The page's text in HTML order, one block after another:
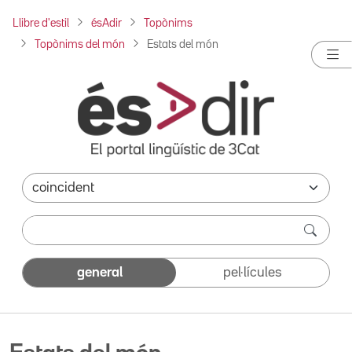
Llibre d'estil ésAdir Topònims
Topònims del món Estats del món
general pel·lícules